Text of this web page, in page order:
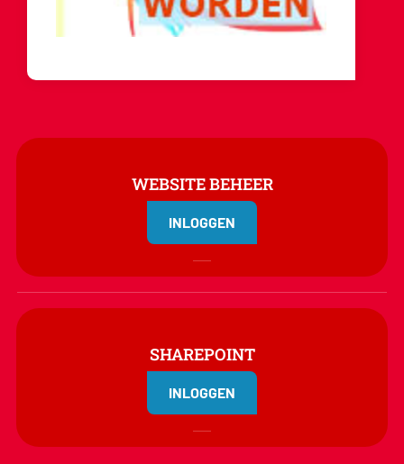
WEBSITE BEHEER
INLOGGEN
SHAREPOINT
INLOGGEN